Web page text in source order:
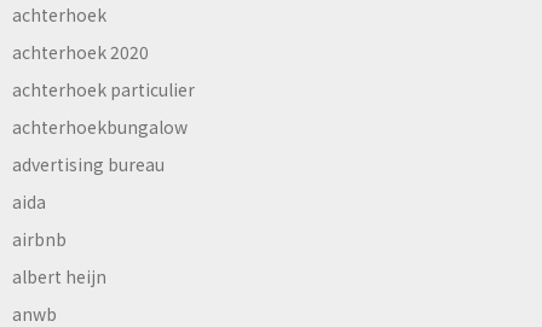
achterhoek
achterhoek 2020
achterhoek particulier
achterhoekbungalow
advertising bureau
aida
airbnb
albert heijn
anwb